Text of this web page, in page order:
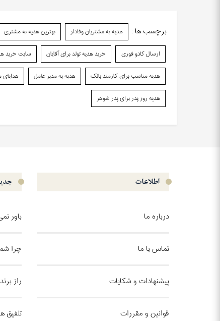
برچسب ها : هدیه به مشتریان وفادار بهترین هدیه به مشتری
ارسال کادو فوری خرید هدیه تولد برای آقایان سایت خرید
هدیه مناسب برای کارمند بانک هدیه به مدیر عامل
هدیه روز پدر برای پدر شوهر
اطلاعات
درباره ما
تماس با ما
پیشنهادات و شکایات
قوانین و مقررات
باور
چرا
راز
تلفیق